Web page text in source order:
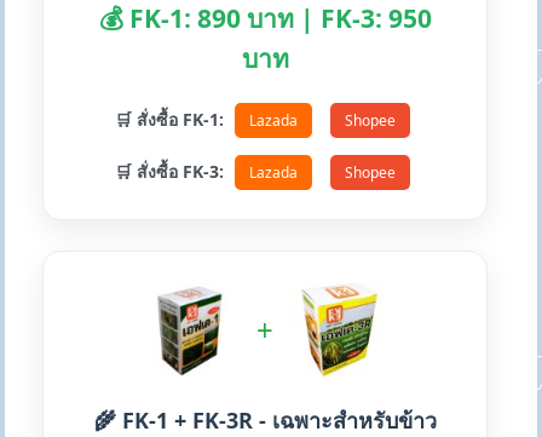
💰 FK-1: 890 บาท | FK-3: 950
บาท
🛒 สั่งซื้อ FK-1: Lazada Shopee
🛒 สั่งซื้อ FK-3: Lazada Shopee
+
🌾 FK-1 + FK-3R - เฉพาะสำหรับข้าว